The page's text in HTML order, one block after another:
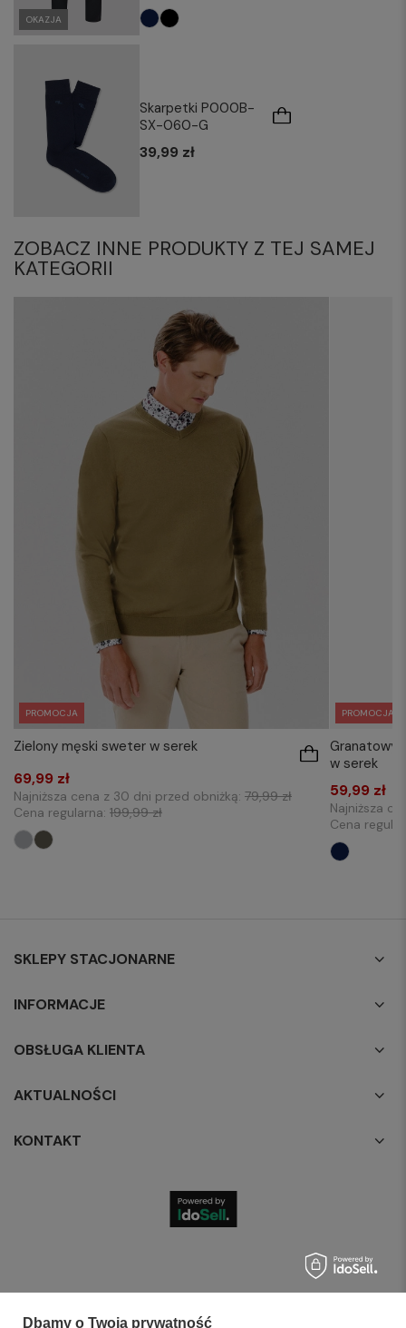
OKAZJA
Skarpetki P000B-
SX-060-G
39,99 zł
ZOBACZ INNE PRODUKTY Z TEJ SAMEJ
KATEGORII
PROMOCJA
Zielony męski sweter w serek
69,99 zł
Najniższa cena z 30 dni przed obniżką: 79,99 zł
Cena regularna: 199,99 zł
PROMOCJA
Granatowy
w serek
59,99 zł
Najniższa
Cena
SKLEPY STACJONARNE
INFORMACJE
OBSŁUGA KLIENTA
AKTUALNOŚCI
KONTAKT
Dbamy o Twoją prywatność